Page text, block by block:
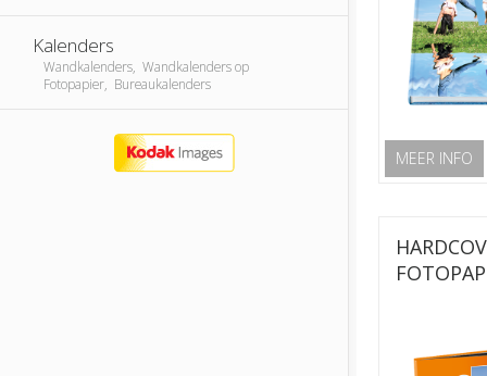
Kalenders
Wandkalenders, Wandkalenders op
Fotopapier, Bureaukalenders
MEER INFO